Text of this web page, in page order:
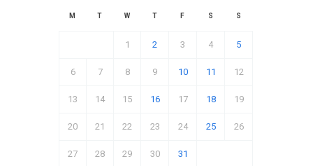
M T W T F S S
1 2 3 4 5
6 7 8 9 10 11 12
13 14 15 16 17 18 19
20 21 22 23 24 25 26
27 28 29 30 31